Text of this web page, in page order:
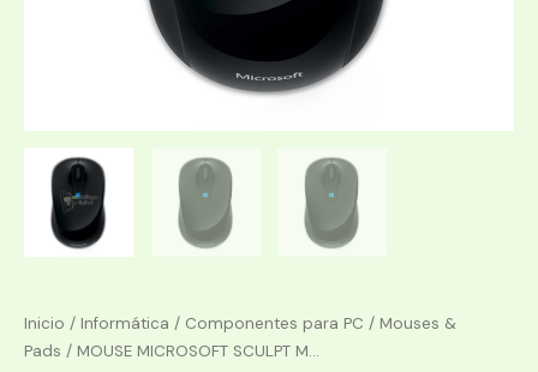
Inicio / Informática / Componentes para PC / Mouses &
Pads / MOUSE MICROSOFT SCULPT M...